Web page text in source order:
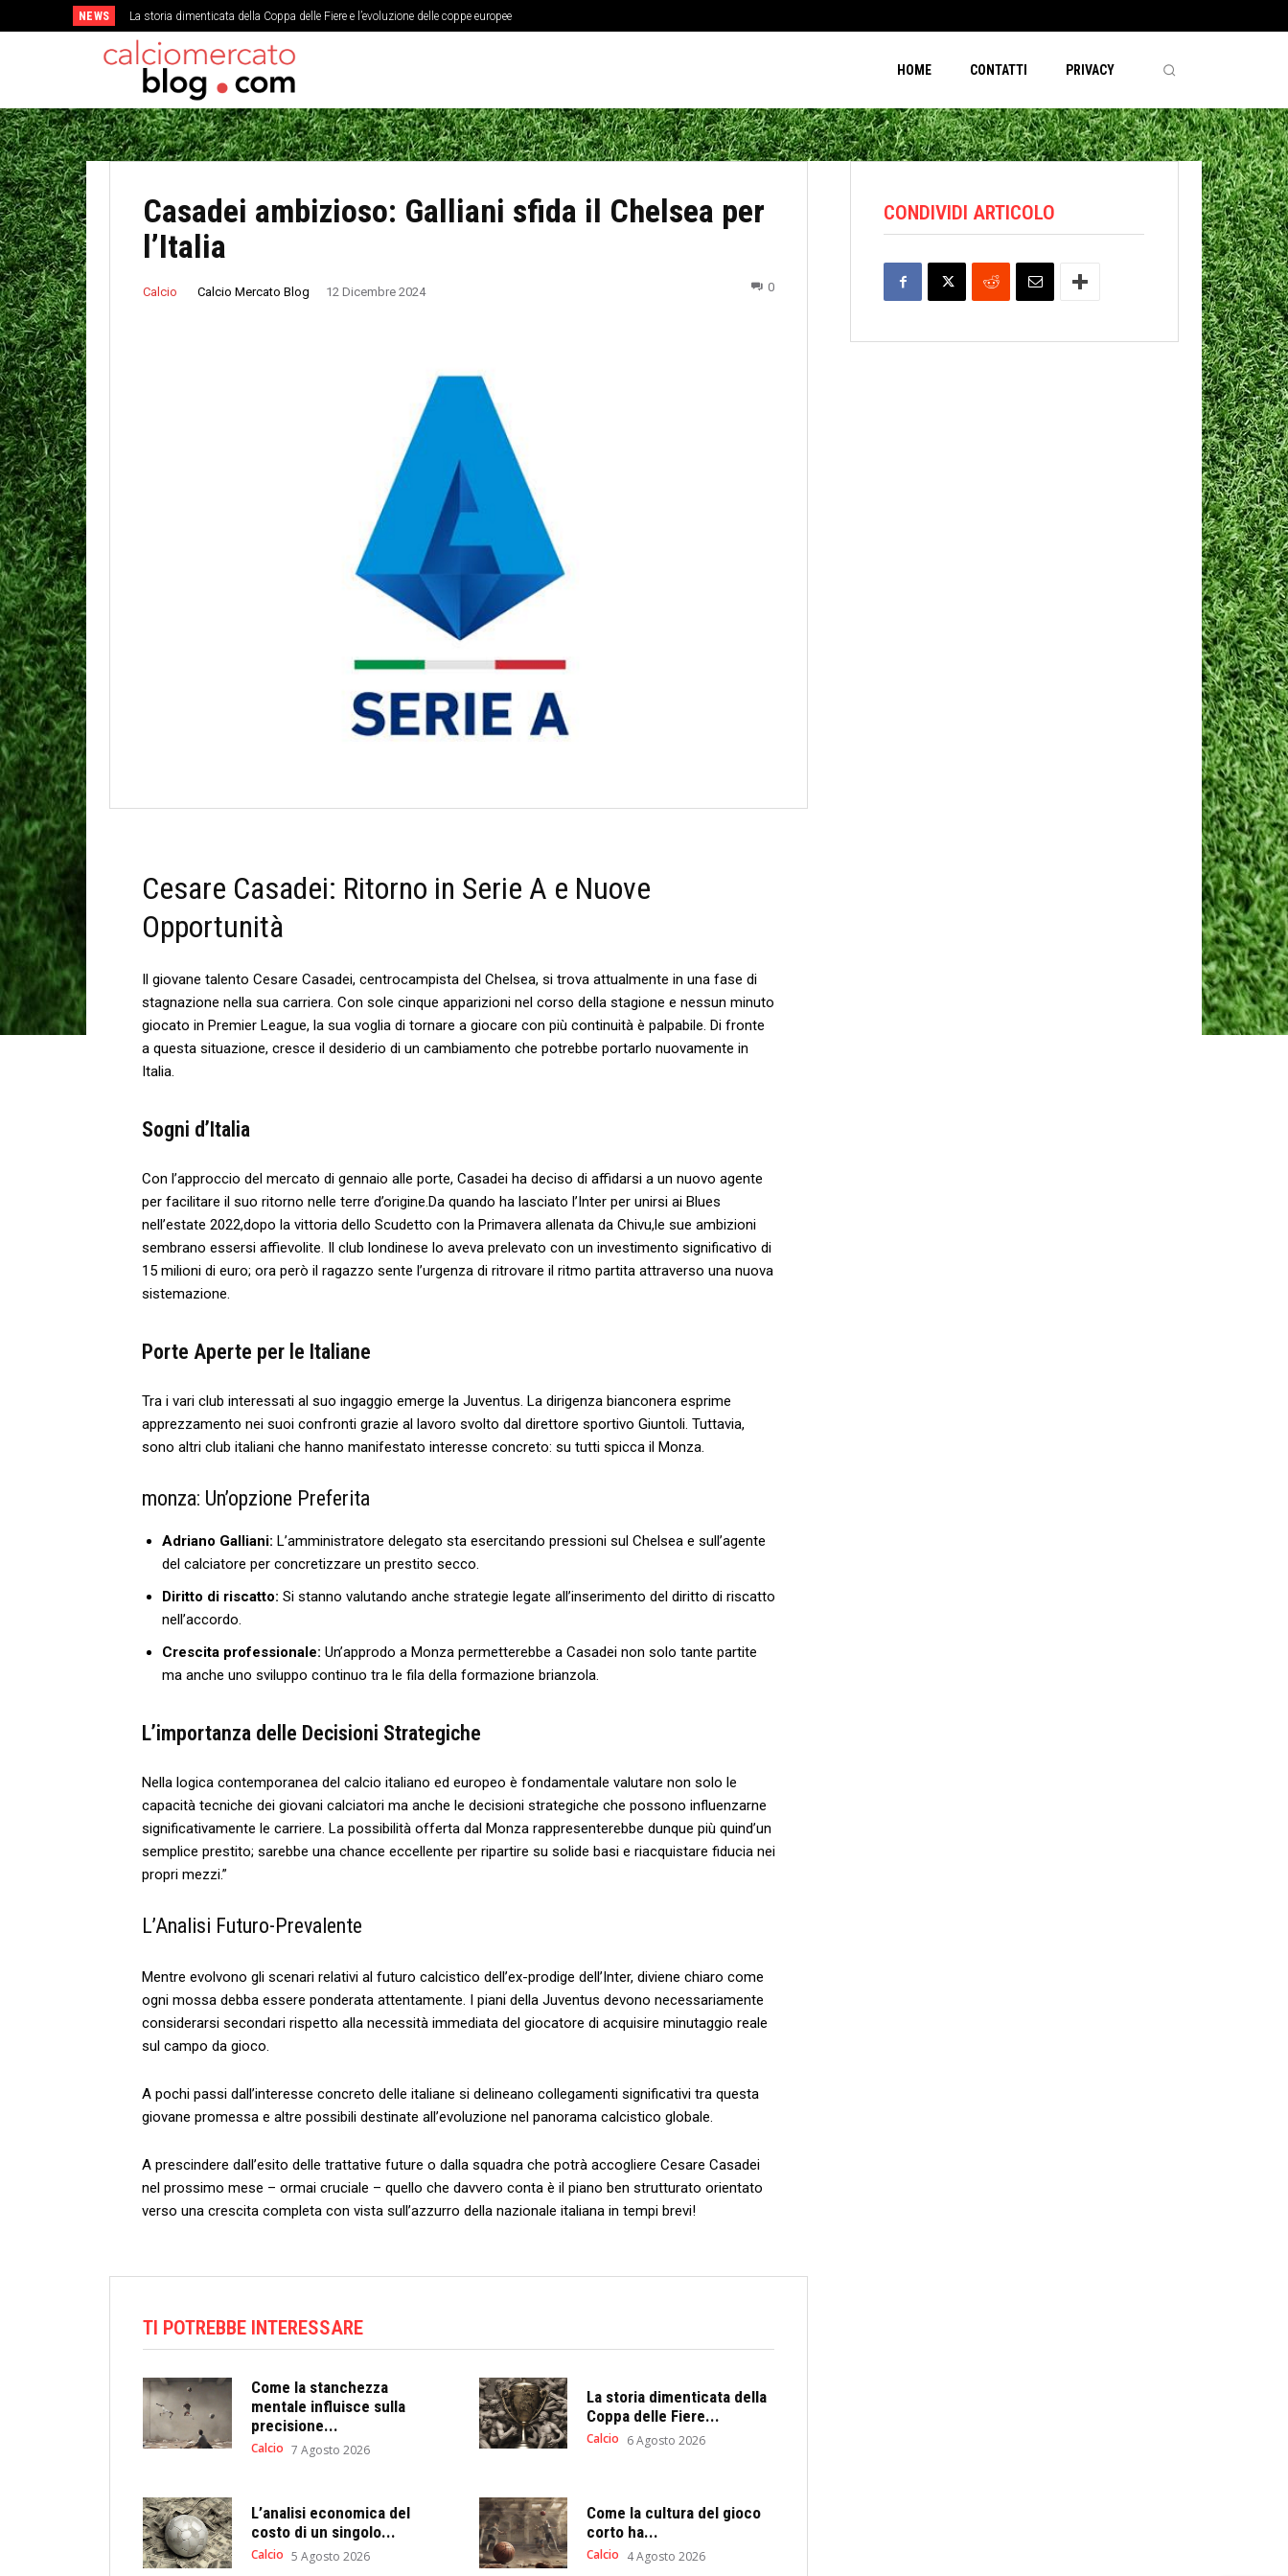
NEWS La storia dimenticata della Coppa delle Fiere e l’evoluzione delle coppe europee
HOME CONTATTI PRIVACY
Casadei ambizioso: Galliani sfida il Chelsea per
l’Italia
Calcio Calcio Mercato Blog 12 Dicembre 2024 0
Cesare Casadei: Ritorno in Serie A e Nuove​
Opportunità
Il​ giovane talento Cesare Casadei, centrocampista del Chelsea, si trova attualmente in una fase di
stagnazione nella ⁣sua carriera. Con sole cinque apparizioni nel corso della stagione e nessun minuto
giocato in Premier League, la sua voglia di tornare a giocare con più continuità è palpabile. Di⁢ fronte
a questa situazione, cresce il desiderio di un cambiamento che potrebbe portarlo nuovamente in
Italia.
Sogni d’Italia
Con l’approccio ‍del mercato di gennaio alle porte, Casadei ha deciso di affidarsi ​a un nuovo agente​
per facilitare il suo ritorno ⁣nelle terre d’origine.Da quando ha lasciato l’Inter per unirsi ai Blues
nell’estate 2022,dopo la vittoria dello Scudetto con la Primavera allenata da⁤ Chivu,le sue ambizioni
sembrano essersi affievolite. Il ​club londinese lo aveva prelevato con un investimento significativo di
15 milioni di euro; ora però il ‌ragazzo sente l’urgenza di ritrovare il ritmo partita attraverso una nuova
sistemazione.
Porte Aperte per le Italiane
Tra i vari club interessati al suo ingaggio emerge la Juventus. La dirigenza bianconera esprime
apprezzamento nei suoi confronti grazie al lavoro svolto dal direttore sportivo Giuntoli. Tuttavia,
sono altri club italiani che​ hanno manifestato interesse concreto:‌ su tutti spicca il ⁣Monza.
monza: Un’opzione Preferita
Adriano Galliani: ‍L’amministratore delegato sta esercitando pressioni sul Chelsea e sull’agente
del calciatore per concretizzare un prestito secco.
Diritto⁢ di riscatto: Si stanno valutando anche strategie legate all’inserimento del diritto di riscatto
nell’accordo.
Crescita professionale: Un’approdo a Monza permetterebbe a Casadei non solo tante partite
ma anche ‌uno sviluppo continuo tra le fila della formazione brianzola.
L’importanza delle Decisioni Strategiche
Nella logica ⁢contemporanea del calcio‌ italiano ed europeo è fondamentale ‌valutare non solo le⁣
capacità tecniche dei giovani calciatori ma anche le decisioni strategiche che possono influenzarne
significativamente le carriere. La possibilità offerta dal Monza rappresenterebbe dunque più quind’un
semplice prestito; sarebbe una chance eccellente per ripartire su solide basi e riacquistare ⁣fiducia nei
propri ‌mezzi.”
L’Analisi Futuro-Prevalente
Mentre evolvono gli scenari relativi al futuro calcistico dell’ex-prodige dell’Inter, diviene chiaro come
ogni mossa‌ debba essere ponderata attentamente. I piani della Juventus devono necessariamente
considerarsi secondari rispetto alla necessità immediata del giocatore ⁤di acquisire minutaggio reale
sul campo da gioco.
A pochi passi dall’interesse concreto delle italiane si delineano ‌collegamenti significativi tra questa
giovane promessa⁣ e altre possibili destinate all’evoluzione nel ⁣panorama calcistico globale.
A ⁢prescindere dall’esito delle ⁢trattative future o dalla squadra che potrà accogliere Cesare Casadei
nel prossimo ‌mese – ormai cruciale – quello che davvero conta è il piano ben strutturato orientato
verso una crescita completa con vista sull’azzurro della nazionale italiana in tempi brevi!
TI POTREBBE INTERESSARE
Come la stanchezza
mentale influisce sulla
precisione...
Calcio 7 Agosto 2026
La storia dimenticata della
Coppa delle Fiere...
Calcio 6 Agosto 2026
L’analisi economica del
costo di un singolo...
Calcio 5 Agosto 2026
Come la cultura del gioco
corto ha...
Calcio 4 Agosto 2026
CONDIVIDI ARTICOLO